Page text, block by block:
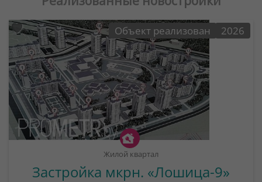
2026
Объект реализован
Жилой квартал
Застройка мкрн. «Лошица-9»